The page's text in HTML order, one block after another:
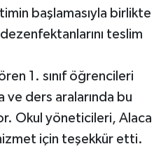
başlamasıyla birlikte
teslim
1. sınıf öğrencileri
ve ders aralarında bu
Okul yöneticileri, Alaca
için teşekkür etti.